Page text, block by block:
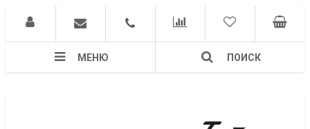
МЕНЮ ПОИСК